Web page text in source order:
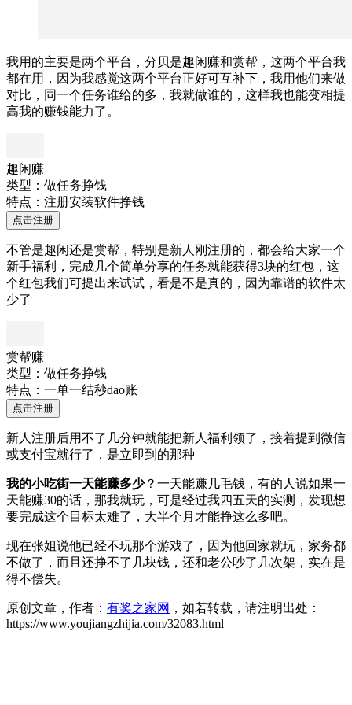
我用的主要是两个平台，分贝是趣闲赚和赏帮，这两个平台我
都在用，因为我感觉这两个平台正好可互补下，我用他们来做
对比，同一个任务谁给的多，我就做谁的，这样我也能变相提
高我的赚钱能力了。
趣闲赚
类型：做任务挣钱
特点：注册安装软件挣钱
点击注册
不管是趣闲还是赏帮，特别是新人刚注册的，都会给大家一个
新手福利，完成几个简单分享的任务就能获得3块的红包，这
个红包我们可提出来试试，看是不是真的，因为靠谱的软件太
少了
赏帮赚
类型：做任务挣钱
特点：一单一结秒dao账
点击注册
新人注册后用不了几分钟就能把新人福利领了，接着提到微信
或支付宝就行了，是立即到的那种
我的小吃街一天能赚多少？一天能赚几毛钱，有的人说如果一
天能赚30的话，那我就玩，可是经过我四五天的实测，发现想
要完成这个目标太难了，大半个月才能挣这么多吧。
现在张姐说他已经不玩那个游戏了，因为他回家就玩，家务都
不做了，而且还挣不了几块钱，还和老公吵了几次架，实在是
得不偿失。
原创文章，作者： 有奖之家网 ，如若转载，请注明出处：
https://www.youjiangzhijia.com/32083.html